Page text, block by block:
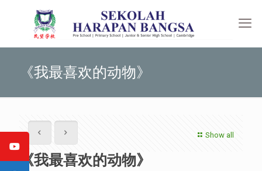
《我最喜欢的动物》
Show all
《我最喜欢的动物》